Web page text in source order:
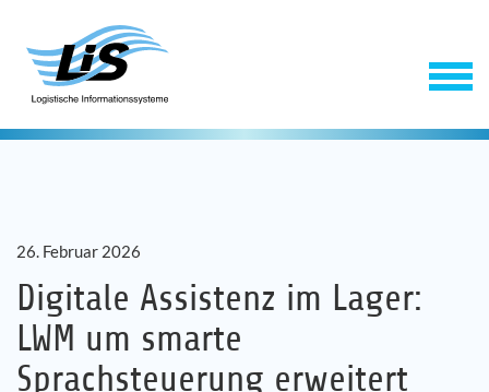
Software
26. Februar 2026
Digitale Assistenz im Lager:
LWM um smarte
Sprachsteuerung erweitert